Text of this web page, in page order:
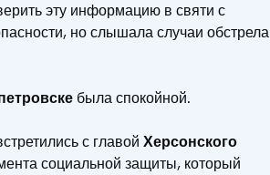
эту информацию в святи с
но слышала случаи обстрела
была спокойной.
с главой Херсонского
социальной защиты, который